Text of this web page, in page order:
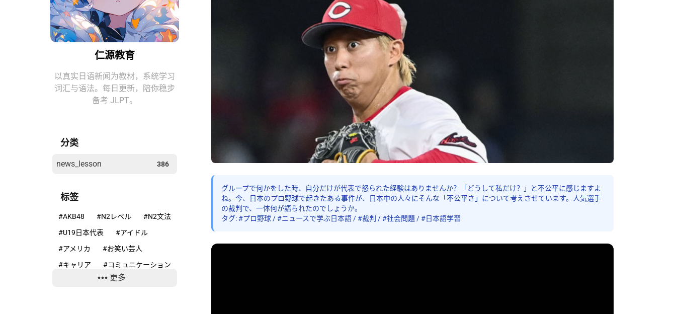
仁源教育
以真实日语新闻为教材，系统学习
词汇与语法。每日更新，陪你稳步
备考 JLPT。
分类
news_lesson 386
标签
#AKB48 #N2レベル
#N2文法
#U19日本代表
#アイドル
#アメリカ
#お笑い芸人
#キャリア
#コミュニケーション
#コンプライアンス更多
グループで何かをした時、自分だけが代表で怒られた経験はありませんか？「どうして私だけ？」と不公平に感じますよ
ね。今、日本のプロ野球で起きたある事件が、日本中の人々にそんな「不公平さ」について考えさせています。人気選手
の裁判で、一体何が語られたのでしょうか。
タグ: #プロ野球 / #ニュースで学ぶ日本語 / #裁判 / #社会問題 / #日本語学習